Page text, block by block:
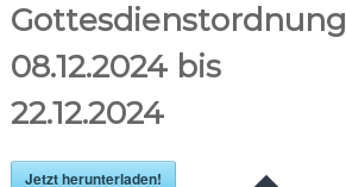
Gottesdienstordnung
08.12.2024 bis
22.12.2024
Jetzt herunterladen!